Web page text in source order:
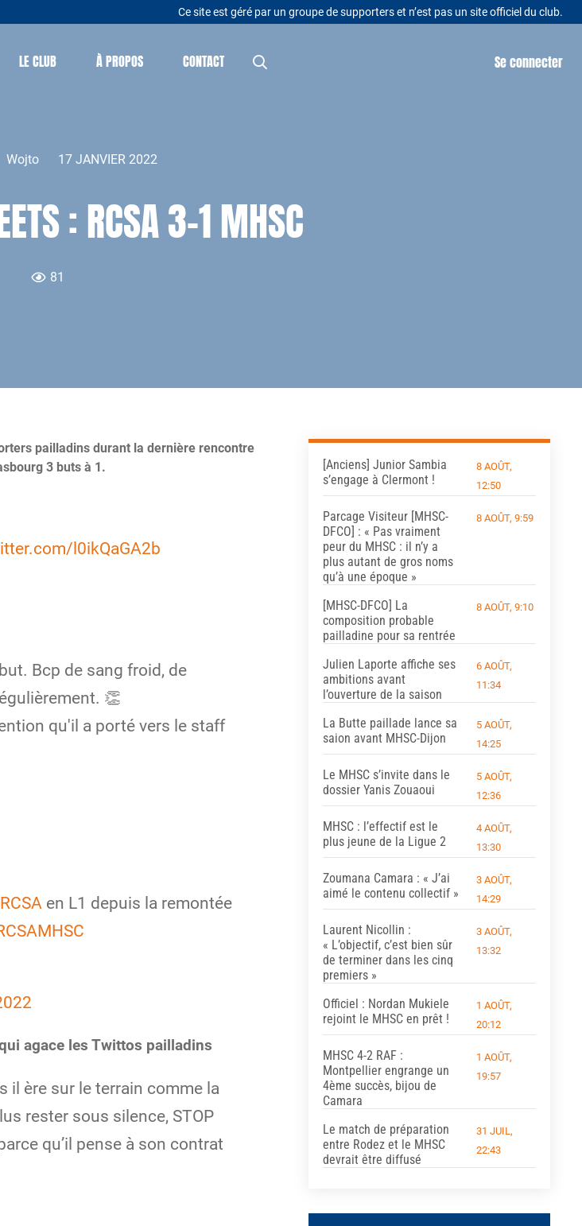
Ce site est géré par un groupe de supporters et n’est pas un site officiel du club.
LE CLUB À PROPOS CONTACT Se connecter
Wojto 17 JANVIER 2022
: RCSA 3-1 MHSC
81
pailladins durant la dernière rencontre
3 buts à 1.
l0ikQaGA2b
Bcp de sang froid, de
👏
qu'il a porté vers le staff
en L1 depuis la remontée
agace les Twittos pailladins
il ère sur le terrain comme la
rester sous silence, STOP
qu’il pense à son contrat
[Anciens] Junior Sambia
s’engage à Clermont !
8 AOÛT,
12:50
Parcage Visiteur [MHSC-
DFCO] : « Pas vraiment
peur du MHSC : il n’y a
plus autant de gros noms
qu’à une époque »
8 AOÛT, 9:59
[MHSC-DFCO] La
composition probable
pailladine pour sa rentrée
8 AOÛT, 9:10
Julien Laporte affiche ses
ambitions avant
l’ouverture de la saison
6 AOÛT,
11:34
La Butte paillade lance sa
saion avant MHSC-Dijon
5 AOÛT,
14:25
Le MHSC s’invite dans le
dossier Yanis Zouaoui
5 AOÛT,
12:36
MHSC : l’effectif est le
plus jeune de la Ligue 2
4 AOÛT,
13:30
Zoumana Camara : « J’ai
aimé le contenu collectif »
3 AOÛT,
14:29
Laurent Nicollin :
« L’objectif, c’est bien sûr
de terminer dans les cinq
premiers »
3 AOÛT,
13:32
Officiel : Nordan Mukiele
rejoint le MHSC en prêt !
1 AOÛT,
20:12
MHSC 4-2 RAF :
Montpellier engrange un
4ème succès, bijou de
Camara
1 AOÛT,
19:57
Le match de préparation
entre Rodez et le MHSC
devrait être diffusé
31 JUIL,
22:43